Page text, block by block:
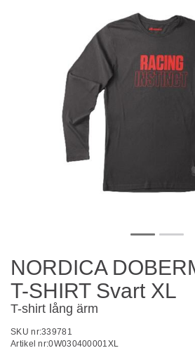
NORDICA
T-SHIRT Svart XL
T-shirt lång ärm
SKU nr:339781
Artikel nr:0W030400001XL